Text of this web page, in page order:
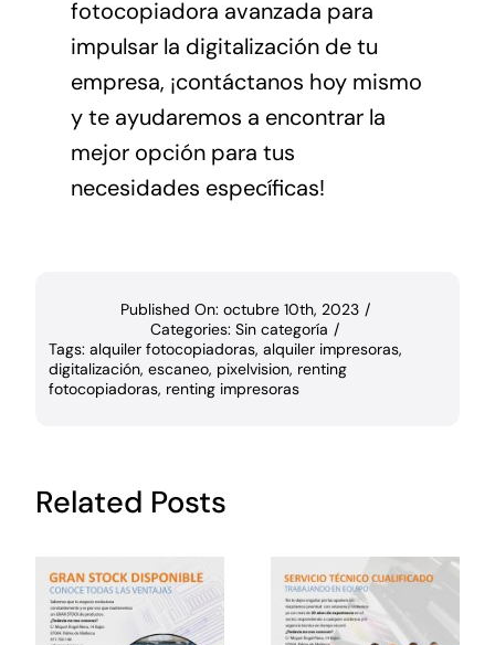
fotocopiadora avanzada para
impulsar la digitalización de tu
empresa, ¡contáctanos hoy mismo
y te ayudaremos a encontrar la
mejor opción para tus
necesidades específicas!
Published On: octubre 10th, 2023 /
Categories: Sin categoría /
Tags: alquiler fotocopiadoras, alquiler impresoras,
digitalización, escaneo, pixelvision, renting
fotocopiadoras, renting impresoras
Related Posts